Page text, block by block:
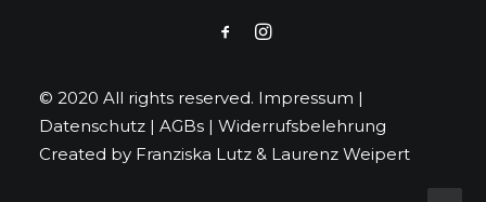
© 2020 All rights reserved. Impressum |
Datenschutz | AGBs | Widerrufsbelehrung
Created by Franziska Lutz & Laurenz Weipert